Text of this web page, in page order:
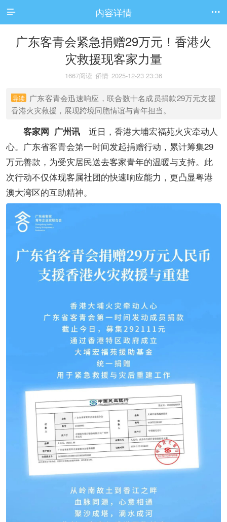
 内容详情 
广东客青会紧急捐赠29万元！香港火
灾救援现客家力量
1667阅读 侨情 2025-12-23 23:36
导读
广东客青会迅速响应，联合数十名成员捐款29万元支援
香港火灾救援，展现跨境同胞情谊与青年担当。
客家网 广州讯 近日，香港大埔宏福苑火灾牵动人
心。广东省客青会第一时间发起捐赠行动，累计筹集29
万元善款，为受灾居民送去客家青年的温暖与支持。此
次行动不仅体现客属社团的快速响应能力，更凸显粤港
澳大湾区的互助精神。